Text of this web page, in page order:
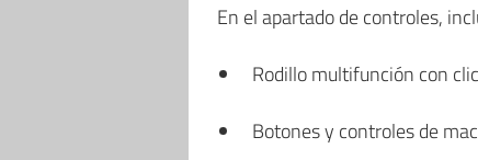
En el apartado de controles,
Rodillo multifunción con
Botones y controles de